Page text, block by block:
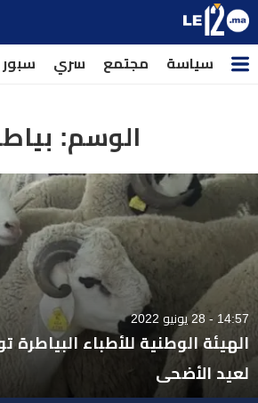
سياسة مجتمع سري سبور
الوسم:
14:57 - 28 يونيو 2022
الهيئة الوطنية للأطباء البياطرة
لعيد الأضحى